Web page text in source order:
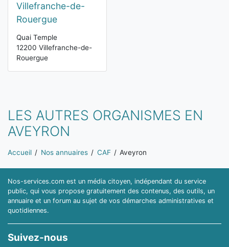
Villefranche-de-
Rouergue
Quai Temple
12200 Villefranche-de-
Rouergue
LES AUTRES ORGANISMES EN
AVEYRON
Vous êtes ici:
Accueil Nos annuaires CAF Aveyron
Nos-services.com est un média citoyen, indépendant du service
public, qui vous propose gratuitement des contenus, des outils, un
annuaire et un forum au sujet de vos démarches administratives et
quotidiennes.
Suivez-nous